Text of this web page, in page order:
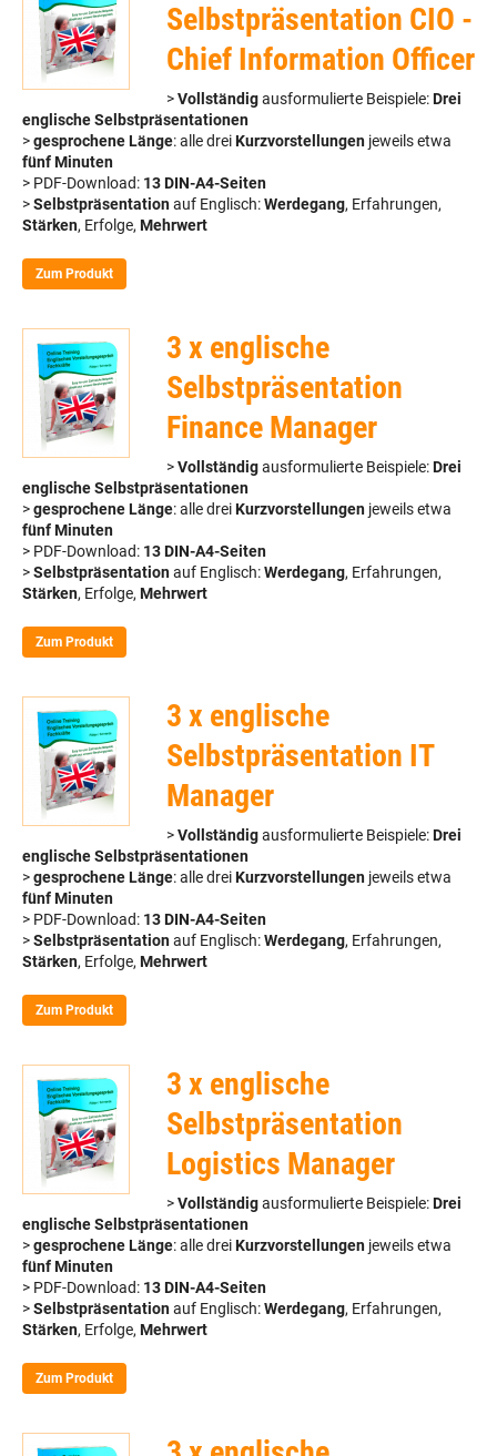
Selbstpräsentation CIO -
Chief Information Officer
>Vollständigausformulierte Beispiele:Drei
englische Selbstpräsentationen
>gesprochene Länge: alle dreiKurzvorstellungen jeweils etwa
fünf Minuten
> PDF-Download: 13 DIN-A4-Seiten
>Selbstpräsentationauf Englisch:Werdegang, Erfahrungen,
Stärken, Erfolge, Mehrwert
Zum Produkt
3 x englische
Selbstpräsentation
Finance Manager
>Vollständigausformulierte Beispiele:Drei
englische Selbstpräsentationen
>gesprochene Länge: alle dreiKurzvorstellungen jeweils etwa
fünf Minuten
> PDF-Download: 13 DIN-A4-Seiten
>Selbstpräsentationauf Englisch:Werdegang, Erfahrungen,
Stärken, Erfolge, Mehrwert
Zum Produkt
3 x englische
Selbstpräsentation IT
Manager
>Vollständigausformulierte Beispiele:Drei
englische Selbstpräsentationen
>gesprochene Länge: alle dreiKurzvorstellungen jeweils etwa
fünf Minuten
> PDF-Download: 13 DIN-A4-Seiten
>Selbstpräsentationauf Englisch:Werdegang, Erfahrungen,
Stärken, Erfolge, Mehrwert
Zum Produkt
3 x englische
Selbstpräsentation
Logistics Manager
>Vollständigausformulierte Beispiele:Drei
englische Selbstpräsentationen
>gesprochene Länge: alle dreiKurzvorstellungen jeweils etwa
fünf Minuten
> PDF-Download: 13 DIN-A4-Seiten
>Selbstpräsentationauf Englisch:Werdegang, Erfahrungen,
Stärken, Erfolge, Mehrwert
Zum Produkt